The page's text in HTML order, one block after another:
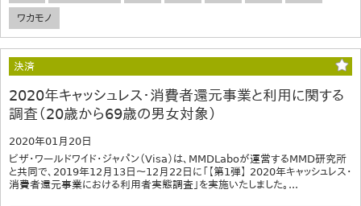
ワカモノ
決済
2020年キャッシュレス・消費者還元事業と利用に関する
調査（20歳から69歳の男女対象）
2020年01月20日
ビザ・ワールドワイド・ジャパン（Visa）は、MMDLaboが運営するMMD研究所
と共同で、2019年12月13日～12月22日に「【第1弾】 2020年キャッシュレス・
消費者還元事業における利用者実態調査」を実施いたしました。...